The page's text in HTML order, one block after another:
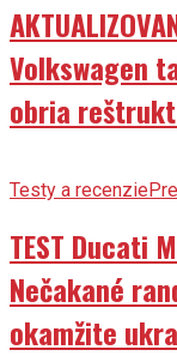
Volkswagen
obria
Testy a recenzie
TEST Ducati
Nečakané
okamžite